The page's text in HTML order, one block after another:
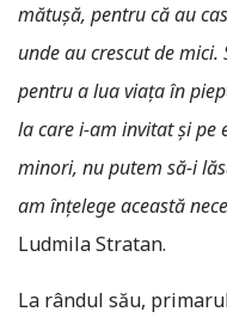
mătușă, pentru că au
unde au crescut de
pentru a lua viața în
la care i-am invitat și pe
minori, nu putem să-i
am înțelege această
Ludmila Stratan.
La rândul său,